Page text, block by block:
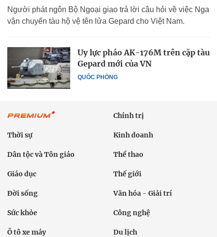
Người phát ngôn Bộ Ngoại giao trả lời câu hỏi về việc Nga
vận chuyển tàu hộ vệ tên lửa Gepard cho Việt Nam.
QUỐC PHÒNG
Uy lực pháo AK-176M trên cặp tàu
Gepard mới của VN
Chính trị
Thời sự Kinh doanh
Dân tộc và Tôn giáo Thể thao
Giáo dục Thế giới
Đời sống Văn hóa - Giải trí
Sức khỏe Công nghệ
Ô tô xe máy Du lịch